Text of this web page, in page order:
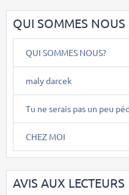
QUI SOMMES NOUS
QUI SOMMES NOUS?
maly darcek
Tu ne serais pas un peu
CHEZ MOI
AVIS AUX LECTEURS